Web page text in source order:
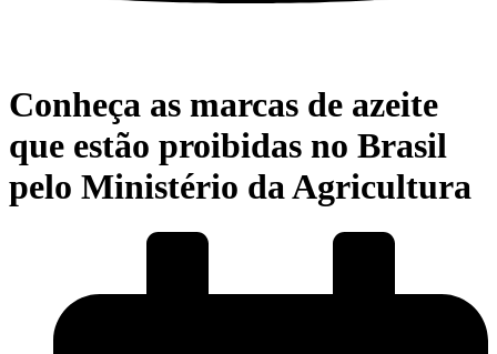
Conheça as marcas de azeite
que estão proibidas no Brasil
pelo Ministério da Agricultura